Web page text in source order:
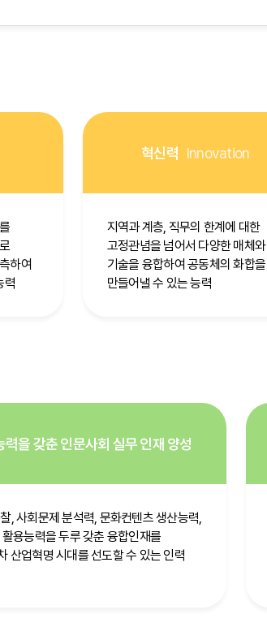
하여
력
혁신력 Innovation
지역과 계층, 직무의 한계에 대한
고정관념을 넘어서 다양한 매체와
기술을 융합하여 공동체의 화합을
만들어낼 수 있는 능력
력을 갖춘 인문사회 실무 인재 양성
, 사회문제 분석력, 문화컨텐츠 생산능력,
활용능력을 두루 갖춘 융합인재를
산업혁명 시대를 선도할 수 있는 인력